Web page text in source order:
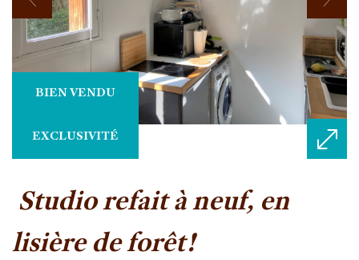
BIEN VENDU
EXCLUSIVITÉ
studio refait à neuf, en
lisière de forêt!